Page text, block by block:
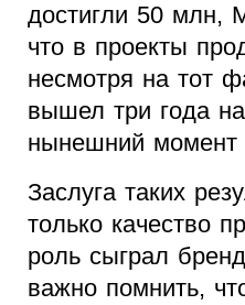
достигли 50 млн,
что в проекты
несмотря на тот
вышел три года
нынешний момент
Заслуга таких
только качество
роль сыграл
важно помнить,